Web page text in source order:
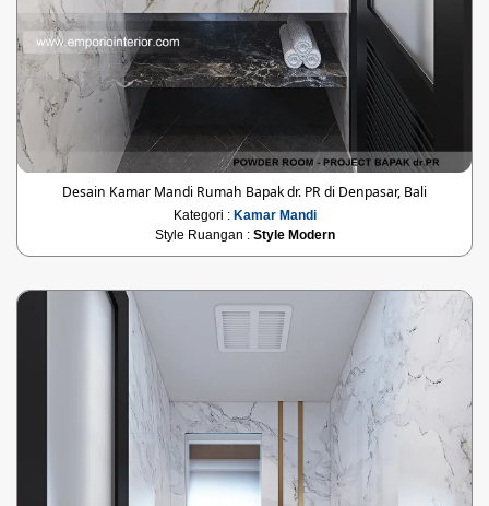
Desain Kamar Mandi Rumah Bapak dr. PR di Denpasar, Bali
Kategori : Kamar Mandi
Style Ruangan : Style Modern